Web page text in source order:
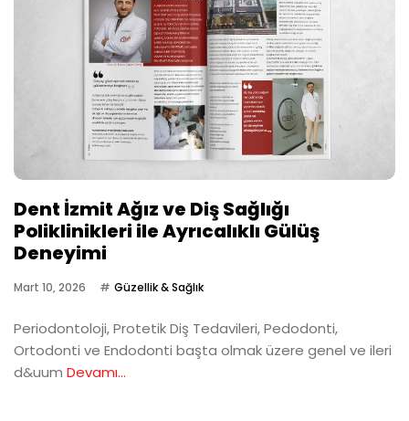
Dent İzmit Ağız ve Diş Sağlığı
Poliklinikleri ile Ayrıcalıklı Gülüş
Deneyimi
Mart 10, 2026 Güzellik & Sağlık
Periodontoloji, Protetik Diş Tedavileri, Pedodonti,
Ortodonti ve Endodonti başta olmak üzere genel ve ileri
d&uum Devamı...